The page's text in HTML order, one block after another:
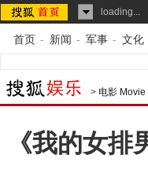
loading...
首页 - 新闻 - 军事 - 文化
> 电影 Movie
《我的女